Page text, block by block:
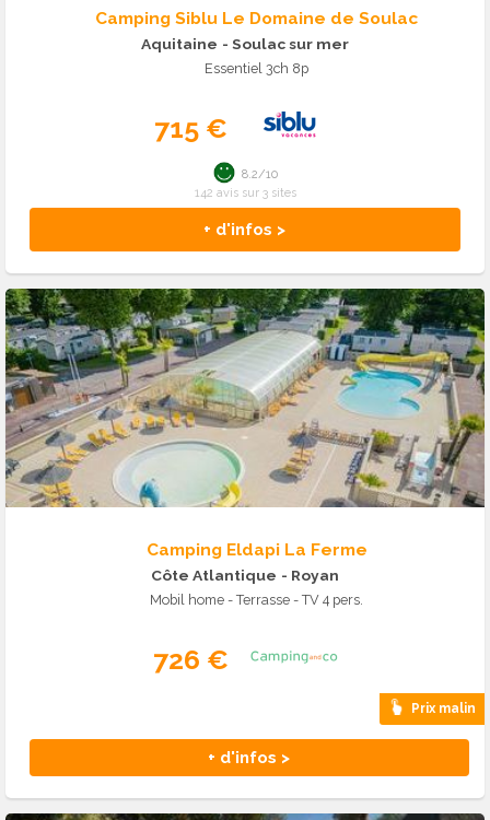
Camping Siblu Le Domaine de Soulac
Aquitaine - Soulac sur mer
Essentiel 3ch 8p
715 €
+ d'infos >
8.2/10
142 avis sur 3 sites
Camping Eldapi La Ferme
Côte Atlantique - Royan
Mobil home - Terrasse - TV 4 pers.
726 €
Prix malin
+ d'infos >